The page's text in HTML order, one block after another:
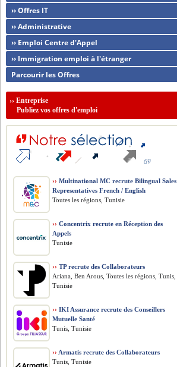
›› Offres IT
›› Administrative
›› Emploi Centre d'Appel
›› Immigration emploi à l'étranger
Parcourir les Offres
››Entreprise
Publiez vos offres d'emploi
›› Multinational MC recrute Bilingual Sales
Representatives French / English
Toutes les régions, Tunisie
›› Concentrix recrute en Réception des
Appels
Tunisie
›› TP recrute des Collaborateurs
Ariana, Ben Arous, Toutes les régions, Tunis,
Tunisie
›› IKI Assurance recrute des Conseillers
Mutuelle Santé
Tunis, Tunisie
›› Armatis recrute des Collaborateurs
Tunis, Tunisie